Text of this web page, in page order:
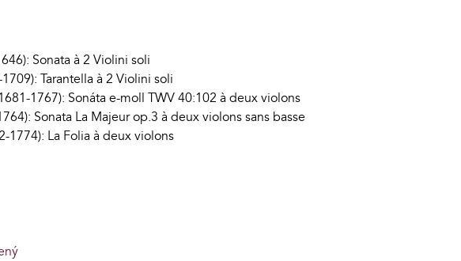
Sonata à 2 Violini soli
Tarantella à 2 Violini soli
1767): Sonáta e-moll TWV 40:102 à deux violons
Sonata La Majeur op.3 à deux violons sans basse
1774): La Folia à deux violons